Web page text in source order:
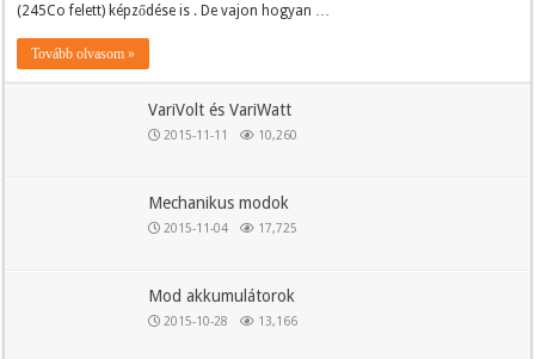
(245Co felett) képződése is . De vajon hogyan …
Tovább olvasom »
VariVolt és VariWatt
2015-11-11 10,260
Mechanikus modok
2015-11-04 17,725
Mod akkumulátorok
2015-10-28 13,166